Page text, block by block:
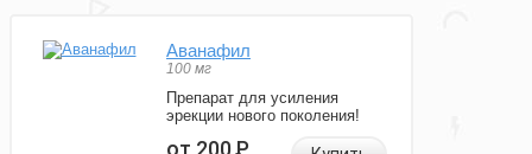
Аванафил
100 мг
Препарат для усиления
эрекции нового поколения!